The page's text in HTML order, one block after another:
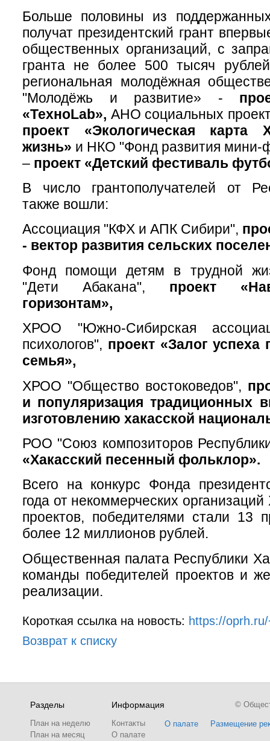
Больше половины из
получат президентский грант
общественных организаций, с
гранта не более 500 тысяч
региональная молодёжная
"Молодёжь и развитие» -
«ТехноLab», АНО социальных
проект «Экологическая карта
жизнь» и НКО "Фонд развития мини-
– проект «Детский фестиваль
В число грантополучателей от
также вошли:
Ассоциация "КФХ и АПК Сибири",
- вектор развития сельских
Фонд помощи детям в трудной
"Дети Абакана", проект
горизонтам»,
ХРОО "Южно-Сибирская
психологов", проект «Залог успеха
семья»,
ХРОО "Общество востоковедов",
и популяризация традиционных
изготовлению хакасской
РОО "Союз композиторов
«Хакасский песенный фольклор».
Всего на конкурс Фонда
года от некоммерческих
проектов, победителями стали 13
более 12 миллионов рублей.
Общественная палата Республики
команды победителей проектов и
реализации.
Короткая ссылка на новость: https://
Возврат к списку
Разделы
План на неделю
План на месяц
Информация
Контакты
О палате
О палате Размещение
©